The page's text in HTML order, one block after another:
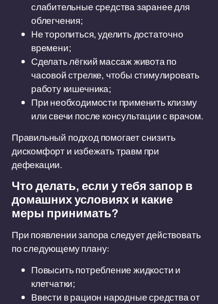
слабительные средства заранее для
облегчения;
Не торопиться, уделить достаточно
времени;
Сделать лёгкий массаж живота по
часовой стрелке, чтобы стимулировать
работу кишечника;
При необходимости применить клизму
или свечи после консультации с врачом.
Правильный подход помогает снизить
дискомфорт и избежать травм при
дефекации.
Что делать, если у тебя запор в
домашних условиях и какие
меры принимать?
При появлении запора следует действовать
по следующему плану:
Повысить потребление жидкости и
клетчатки;
Ввести в рацион народные средства от